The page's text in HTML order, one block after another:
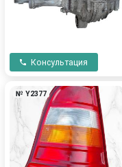
Консультация
№ Y2377